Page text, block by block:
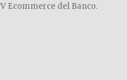
Ecommerce del Banco.